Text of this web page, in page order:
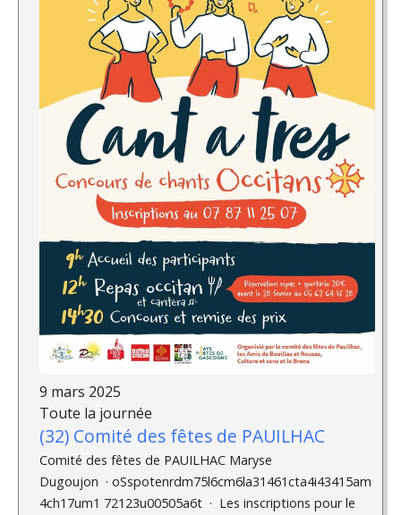
9 mars 2025
Toute la journée
(32) Comité des fêtes de PAUILHAC
Comité des fêtes de PAUILHAC Maryse
Dugoujon · oSspotenrdm75l6cm6la31461cta4i43415am
4ch17um1 72123u00505a6t · Les inscriptions pour le